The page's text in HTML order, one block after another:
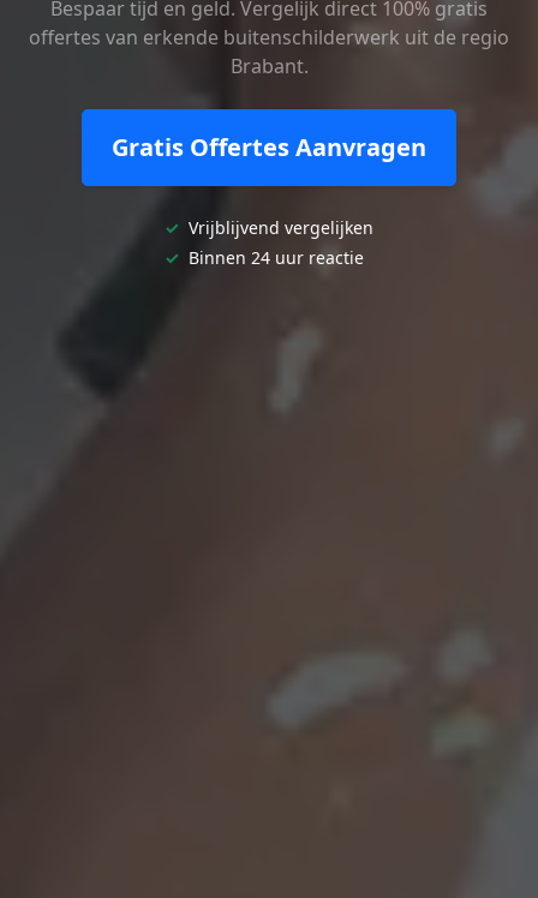
Bespaar tijd en geld. Vergelijk direct 100% gratis
offertes van erkende buitenschilderwerk uit de regio
Brabant.
Gratis Offertes Aanvragen
✓ Vrijblijvend vergelijken
✓ Binnen 24 uur reactie